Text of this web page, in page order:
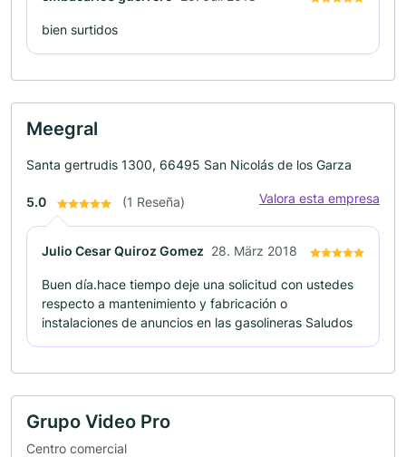
bien surtidos
Meegral
Santa gertrudis 1300, 66495 San Nicolás de los Garza
5.0 (1 Reseña) Valora esta empresa
Julio Cesar Quiroz Gomez 28. März 2018
Buen día.hace tiempo deje una solicitud con ustedes
respecto a mantenimiento y fabricación o
instalaciones de anuncios en las gasolineras Saludos
Grupo Video Pro
Centro comercial